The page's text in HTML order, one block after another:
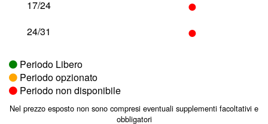
17/24
24/31 •
Periodo Libero
Periodo opzionato
Periodo non disponibile
Nel prezzo esposto non sono compresi eventuali supplementi facoltativi e
obbligatori